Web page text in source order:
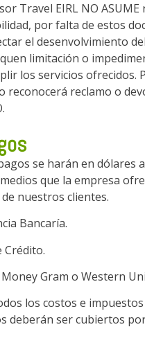
Travel EIRL NO
por falta de estos
el desenvolvimiento
limitación o
los servicios ofrecidos.
reconocerá reclamo o
se harán en dólares
que la empresa
nuestros clientes.
Bancaría.
Crédito.
Gram o Western
los costos e
deberán ser cubiertos